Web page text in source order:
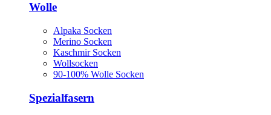
Wolle
Alpaka Socken
Merino Socken
Kaschmir Socken
Wollsocken
90-100% Wolle Socken
Spezialfasern